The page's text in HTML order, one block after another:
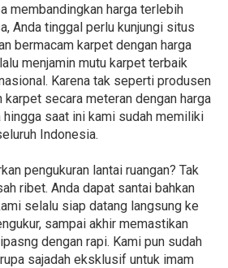
membandingkan harga terlebih
Anda tinggal perlu kunjungi situs
bermacam karpet dengan harga
menjamin mutu karpet terbaik
Karena tak seperti produsen
karpet secara meteran dengan harga
hingga saat ini kami sudah memiliki
Indonesia.
pengukuran lantai ruangan? Tak
ribet. Anda dapat santai bahkan
selalu siap datang langsung ke
sampai akhir memastikan
dengan rapi. Kami pun sudah
sajadah eksklusif untuk imam